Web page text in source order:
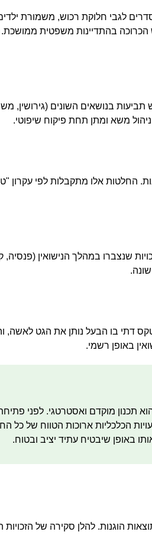
לגבי חלוקת רכוש, משמורת
הכרוכה בהתדיינות משפטית
בנושאים השונים (גירושין,
משא ומתן תחת פיקוח שיפוטי.
החלטות אלו מתקבלות לפי
שנצברו במהלך הנישואין (פנסיה,
דתי בו הבעל נותן את הגט לאשה,
באופן רשמי.
תכנון מוקדם ואסטרטגי. לפני
הכלכליות ארוכות הטווח של כל
באופן שיבטיח עתיד יציב ובטוח.
הוגנות. להלן סקירה של הזכויות